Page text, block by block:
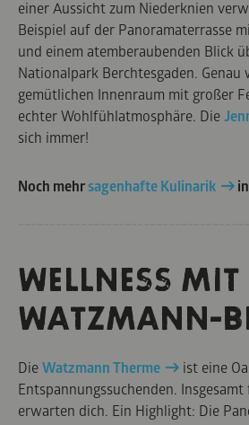
einer Aussicht zum Niederknien
Beispiel auf der Panoramaterrasse
und einem atemberaubenden Blick
Nationalpark Berchtesgaden. Genau
gemütlichen Innenraum mit großer
echter Wohlfühlatmosphäre. Die
sich immer!
Noch mehrsagenhafte Kulinarik
WELLNESS MIT
WATZMANN-
DieWatzmann Therme
ist eine
Entspannungssuchenden.
erwarten dich. Ein Highlight: Die